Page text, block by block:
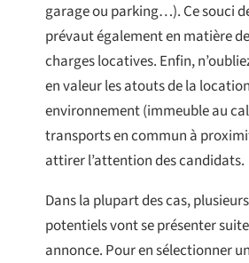
garage ou parking…). Ce souci
prévaut également en matière
charges locatives. Enfin,
en valeur les atouts de la
environnement (immeuble au
transports en commun à
attirer l’attention des candidats.
Dans la plupart des cas,
potentiels vont se présenter
annonce. Pour en sélectionner